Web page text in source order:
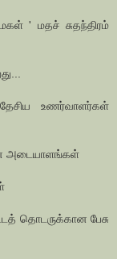
' மதச் சுதந்திரம்
தேசிய உணர்வாளர்கள்
அடையாளங்கள்
தொடருக்கான பேசு